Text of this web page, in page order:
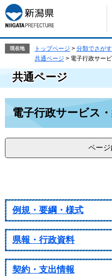
ー
ジ
の
で
す。
ニ
ュ
ー
ば
て
本
現在地 トップページ > 分類でさがす
共通ページ > 電子行政サー
共通ページ
電子行政サービス
ペー
例規・要綱・様式
県報・行政資料
契約・支出情報